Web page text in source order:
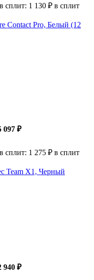
сплит: 1 130 ₽ в сплит
Contact Pro, Белый (12
097 ₽
сплит: 1 275 ₽ в сплит
Team X1, Черный
940 ₽